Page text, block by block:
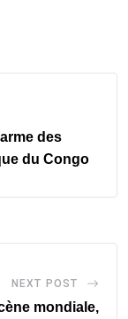
des
du Congo
NEXT POST
mondiale,